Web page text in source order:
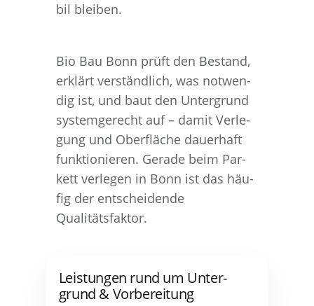
bil bleiben.
Bio Bau Bonn prüft den Bestand,
erklärt ver­ständ­lich, was not­wen­
dig ist, und baut den Unter­grund
sys­tem­ge­recht auf – damit Ver­le­
gung und Ober­flä­che dau­er­haft
funk­tio­nie­ren. Gera­de beim Par­
kett ver­le­gen in Bonn ist das häu­
fig der ent­schei­den­de
Qualitätsfaktor.
Leis­tun­gen rund um Unter­
grund & Vorbereitung